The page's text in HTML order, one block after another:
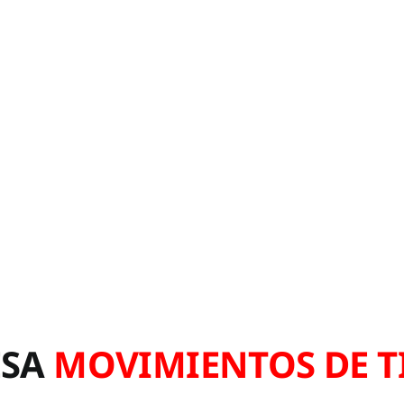
MOVIMIENTOS DE